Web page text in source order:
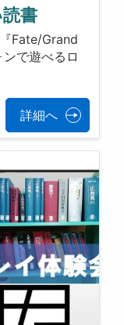
書
Fate/Grand
で遊べるロ
詳細へ